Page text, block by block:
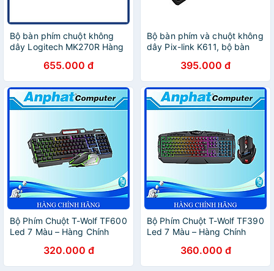
Bộ bàn phím chuột không
dây Logitech MK270R Hàng
655.000 đ
Bộ bàn phím và chuột không
dây Pix-link K611, bộ bàn
màu để lựa chọn - Hàng
chính hãng/ Hàng nhập khẩu
395.000 đ
Bộ Phím Chuột T-Wolf TF600
Led 7 Màu – Hàng Chính
320.000 đ
Bộ Phím Chuột T-Wolf TF390
Led 7 Màu – Hàng Chính
360.000 đ